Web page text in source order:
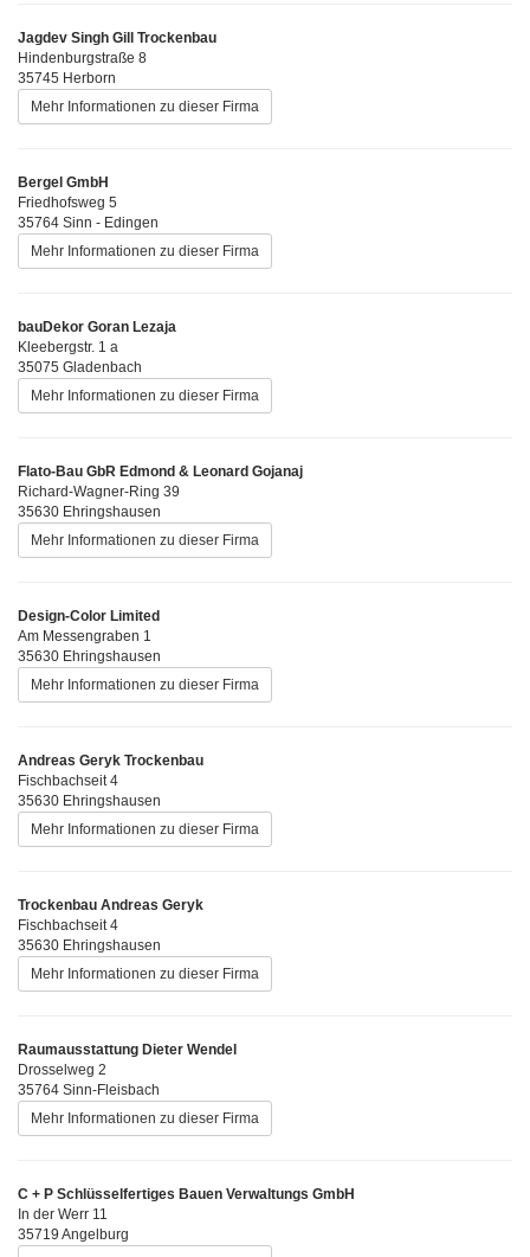
Jagdev Singh Gill Trockenbau
Hindenburgstraße 8
35745 Herborn
Mehr Informationen zu dieser Firma
Bergel GmbH
Friedhofsweg 5
35764 Sinn - Edingen
Mehr Informationen zu dieser Firma
bauDekor Goran Lezaja
Kleebergstr. 1 a
35075 Gladenbach
Mehr Informationen zu dieser Firma
Flato-Bau GbR Edmond & Leonard Gojanaj
Richard-Wagner-Ring 39
35630 Ehringshausen
Mehr Informationen zu dieser Firma
Design-Color Limited
Am Messengraben 1
35630 Ehringshausen
Mehr Informationen zu dieser Firma
Andreas Geryk Trockenbau
Fischbachseit 4
35630 Ehringshausen
Mehr Informationen zu dieser Firma
Trockenbau Andreas Geryk
Fischbachseit 4
35630 Ehringshausen
Mehr Informationen zu dieser Firma
Raumausstattung Dieter Wendel
Drosselweg 2
35764 Sinn-Fleisbach
Mehr Informationen zu dieser Firma
C + P Schlüsselfertiges Bauen Verwaltungs GmbH
In der Werr 11
35719 Angelburg